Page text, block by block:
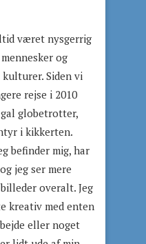
været nysgerrig
og
Siden vi
rejse i 2010
globetrotter,
i kikkerten.
befinder mig, har
jeg ser mere
overalt. Jeg
kreativ med enten
eller noget